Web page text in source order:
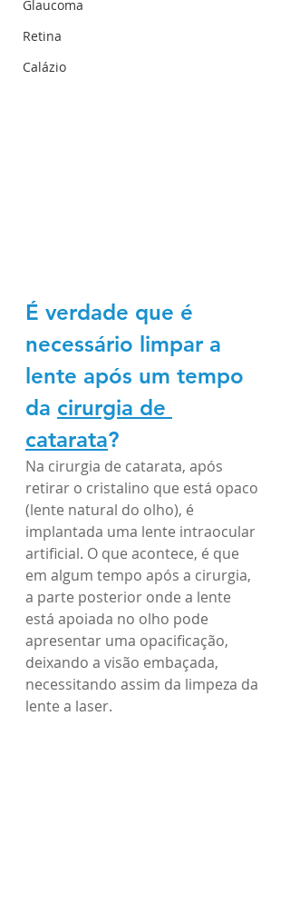
Glaucoma
Retina
Calázio
É verdade que é
necessário limpar a
lente após um tempo
da cirurgia de
catarata?
Na cirurgia de catarata, após
retirar o cristalino que está opaco
(lente natural do olho), é
implantada uma lente intraocular
artificial. O que acontece, é que
em algum tempo após a cirurgia,
a parte posterior onde a lente
está apoiada no olho pode
apresentar uma opacificação,
deixando a visão embaçada,
necessitando assim da limpeza da
lente a laser.